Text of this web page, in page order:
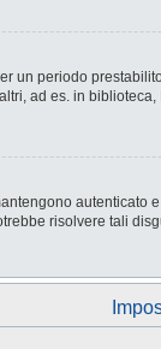
un periodo
ad es. in
risolvere tali